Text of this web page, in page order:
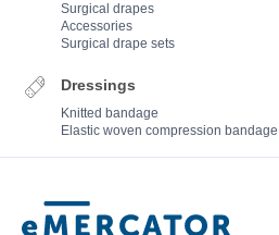
Surgical drapes
Accessories
Surgical drape sets
Dressings
Knitted bandage
Elastic woven compression bandage
Mercator